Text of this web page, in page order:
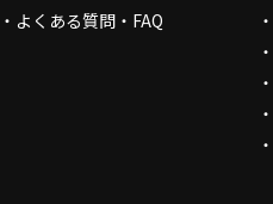
よくある質問・FAQ